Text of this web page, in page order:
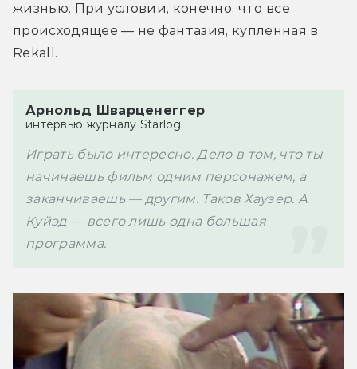
жизнью. При условии, конечно, что все
происходящее — не фантазия, купленная в
Rekall.
Арнольд Шварценеггер
Играть было интересно. Дело в том, что ты
начинаешь фильм одним персонажем, а
заканчиваешь — другим. Таков Хаузер. А
Куйэд — всего лишь одна большая
программа.